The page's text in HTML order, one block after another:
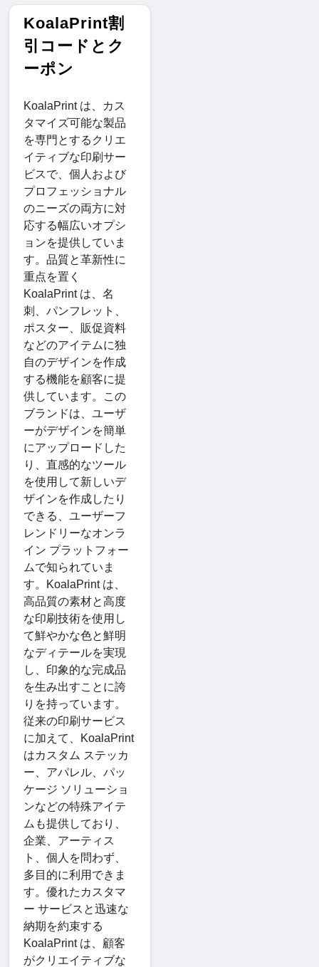
KoalaPrint割
引コードとク
ーポン
KoalaPrint は、カス
タマイズ可能な製品
を専門とするクリエ
イティブな印刷サー
ビスで、個人および
プロフェッショナル
のニーズの両方に対
応する幅広いオプシ
ョンを提供していま
す。品質と革新性に
重点を置く
KoalaPrint は、名
刺、パンフレット、
ポスター、販促資料
などのアイテムに独
自のデザインを作成
する機能を顧客に提
供しています。この
ブランドは、ユーザ
ーがデザインを簡単
にアップロードした
り、直感的なツール
を使用して新しいデ
ザインを作成したり
できる、ユーザーフ
レンドリーなオンラ
イン プラットフォー
ムで知られていま
す。KoalaPrint は、
高品質の素材と高度
な印刷技術を使用し
て鮮やかな色と鮮明
なディテールを実現
し、印象的な完成品
を生み出すことに誇
りを持っています。
従来の印刷サービス
に加えて、KoalaPrint
はカスタム ステッカ
ー、アパレル、パッ
ケージ ソリューショ
ンなどの特殊アイテ
ムも提供しており、
企業、アーティス
ト、個人を問わず、
多目的に利用できま
す。優れたカスタマ
ー サービスと迅速な
納期を約束する
KoalaPrint は、顧客
がクリエイティブな